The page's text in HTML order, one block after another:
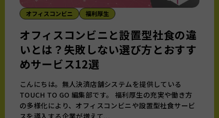
オフィスコンビニ 福利厚生
オフィスコンビニと設置型社食の違
いとは？失敗しない選び方とおすす
めサービス12選
こんにちは。無人決済店舗システムを提供している
TOUCH TO GO 編集部です。 福利厚生の充実や働き方
の多様化により、オフィスコンビニや設置型社食サービ